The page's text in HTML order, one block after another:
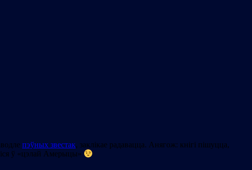
пэўных звестак, заклікае радавацца. Анягож: кнігі пішуцца,
ў «цэлай Амерыцы»